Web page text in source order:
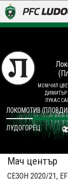
LUDOGORETS TV
НА ТЕРЕНА
СТАДИОН & БАЗИ
КЛУБ
МОМЧИЛ
ДИМИТЪР
ЛУКАС
ЛОКОМОТИВ
ЛУДОГОРЕЦ
Мач център
СЕЗОН 2020/21,